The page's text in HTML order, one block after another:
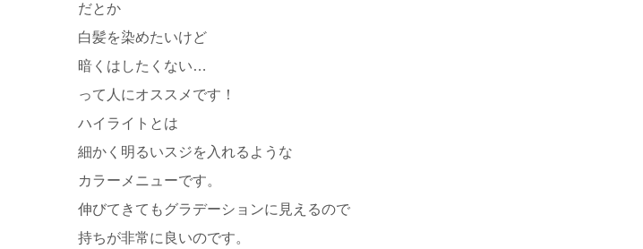
だとか
白髪を染めたいけど
暗くはしたくない…
って人にオススメです！
ハイライトとは
細かく明るいスジを入れるような
カラーメニューです。
伸びてきてもグラデーションに見えるので
持ちが非常に良いのです。